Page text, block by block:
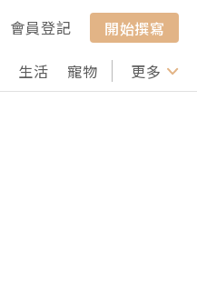
會員登記
開始撰寫
生活 寵物 行山 打卡
更多